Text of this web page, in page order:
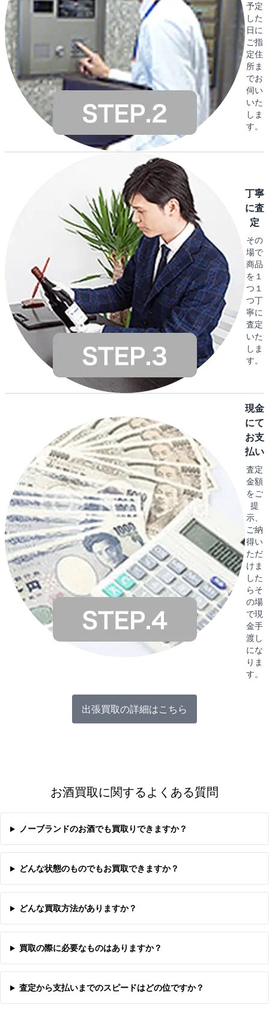
予定
した
日に
ご指
定住
所ま
でお
伺い
いた
しま
す。
丁寧
に査
定
その
場で
商品
を１
つ１
つ丁
寧に
査定
いた
しま
す。
現金
にて
お支
払い
査定
金額
をご
提
示、
ご納
得い
ただ
けま
した
らそ
の場
で現
金手
渡し
にな
りま
す。
出張買取の詳細はこちら
お酒買取に関するよくある質問
ノーブランドのお酒でも買取りできますか？
どんな状態のものでもお買取できますか？
どんな買取方法がありますか？
買取の際に必要なものはありますか？
査定から支払いまでのスピードはどの位ですか？